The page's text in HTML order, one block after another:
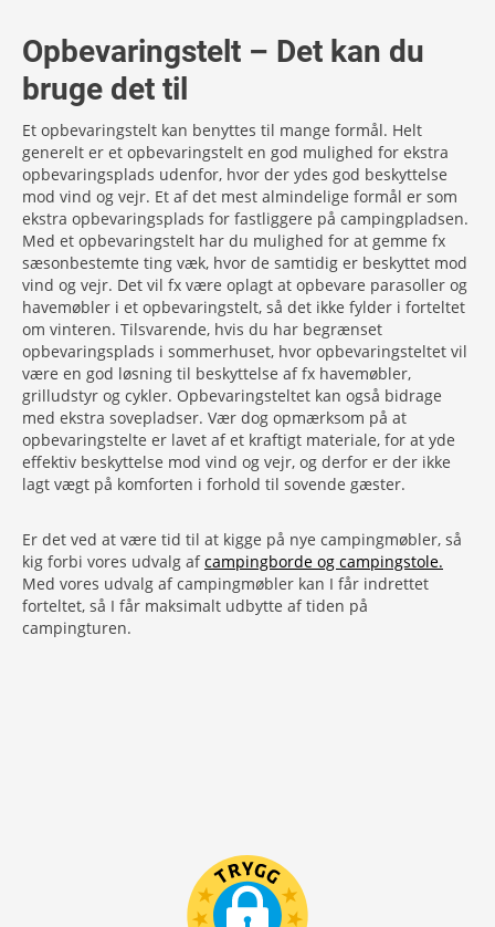
Opbevaringstelt – Det kan du
bruge det til
Et opbevaringstelt kan benyttes til mange formål. Helt
generelt er et opbevaringstelt en god mulighed for ekstra
opbevaringsplads udenfor, hvor der ydes god beskyttelse
mod vind og vejr. Et af det mest almindelige formål er som
ekstra opbevaringsplads for fastliggere på campingpladsen.
Med et opbevaringstelt har du mulighed for at gemme fx
sæsonbestemte ting væk, hvor de samtidig er beskyttet mod
vind og vejr. Det vil fx være oplagt at opbevare parasoller og
havemøbler i et opbevaringstelt, så det ikke fylder i forteltet
om vinteren. Tilsvarende, hvis du har begrænset
opbevaringsplads i sommerhuset, hvor opbevaringsteltet vil
være en god løsning til beskyttelse af fx havemøbler,
grilludstyr og cykler. Opbevaringsteltet kan også bidrage
med ekstra sovepladser. Vær dog opmærksom på at
opbevaringstelte er lavet af et kraftigt materiale, for at yde
effektiv beskyttelse mod vind og vejr, og derfor er der ikke
lagt vægt på komforten i forhold til sovende gæster.
Er det ved at være tid til at kigge på nye campingmøbler, så
kig forbi vores udvalg afcampingborde og campingstole.
Med vores udvalg af campingmøbler kan I får indrettet
forteltet, så I får maksimalt udbytte af tiden på
campingturen.